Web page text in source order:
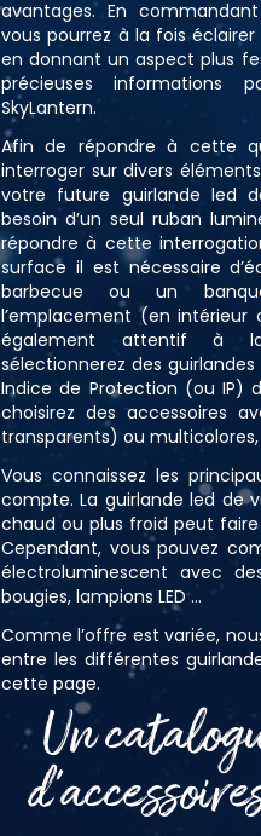
avantages. En
vous pourrez à la fois
en donnant un aspect plus
précieuses informations
SkyLantern.
Afin de répondre à cette
interroger sur divers
votre future guirlande led
besoin d’un seul ruban
répondre à cette
surface il est nécessaire
barbecue ou un
l’emplacement (en intérieur
également attentif à
sélectionnerez des
Indice de Protection (ou IP)
choisirez des accessoires
transparents) ou multicolores,
Vous connaissez les
compte. La guirlande led de
chaud ou plus froid peut
Cependant, vous pouvez
électroluminescent avec
bougies, lampions LED …
Comme l’offre est variée,
entre les différentes
cette page.
Un